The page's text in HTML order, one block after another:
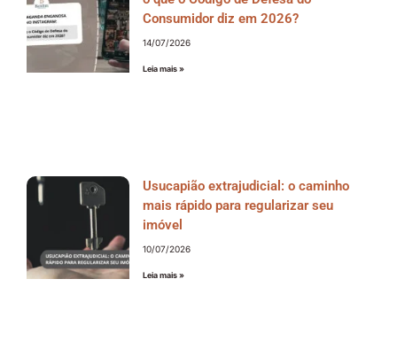
Consumidor diz em 2026?
14/07/2026
Leia mais »
Usucapião extrajudicial: o caminho
mais rápido para regularizar seu
imóvel
10/07/2026
Leia mais »